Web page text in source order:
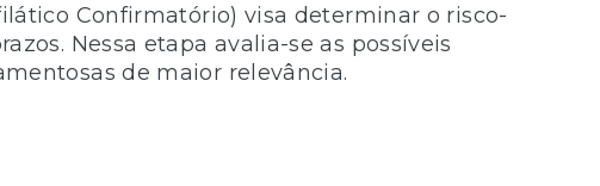
Confirmatório) visa determinar o risco-
Nessa etapa avalia-se as possíveis
de maior relevância.